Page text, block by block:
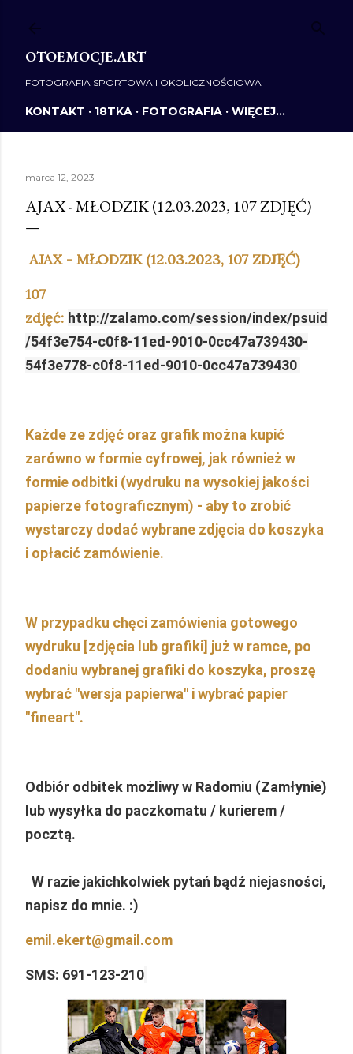
OTOEMOCJE.ART
FOTOGRAFIA SPORTOWA I OKOLICZNOŚCIOWA
KONTAKT 18TKA FOTOGRAFIA WIĘCEJ…
marca 12, 2023
AJAX - MŁODZIK (12.03.2023, 107 ZDJĘĆ)
AJAX - MŁODZIK (12.03.2023, 107 ZDJĘĆ)
107
zdjęć: http://zalamo.com/session/index/psuid
/54f3e754-c0f8-11ed-9010-0cc47a739430-
54f3e778-c0f8-11ed-9010-0cc47a739430
Każde ze zdjęć oraz grafik można kupić
zarówno w formie cyfrowej, jak również w
formie odbitki (wydruku na wysokiej jakości
papierze fotograficznym) - aby to zrobić
wystarczy dodać wybrane zdjęcia do koszyka
i opłacić zamówienie.
W przypadku chęci zamówienia gotowego
wydruku [zdjęcia lub grafiki] już w ramce, po
dodaniu wybranej grafiki do koszyka, proszę
wybrać "wersja papierwa" i wybrać papier
"fineart".
Odbiór odbitek możliwy w Radomiu (Zamłynie)
lub wysyłka do paczkomatu / kurierem /
pocztą.
W razie jakichkolwiek pytań bądź niejasności,
napisz do mnie. :)
emil.ekert@gmail.com
SMS: 691-123-210